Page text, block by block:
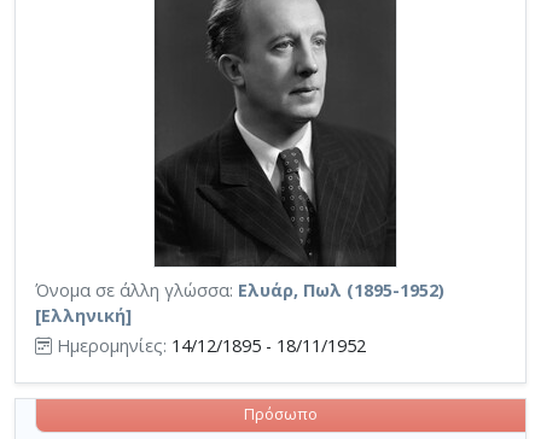
Όνομα σε άλλη γλώσσα: Ελυάρ, Πωλ (1895-1952)
[Ελληνική]
Ημερομηνίες: 14/12/1895 - 18/11/1952
Πρόσωπο